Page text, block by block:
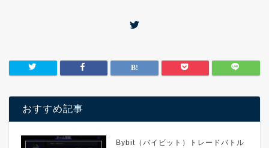
おすすめ記事
Bybit（バイビット）トレードバトル